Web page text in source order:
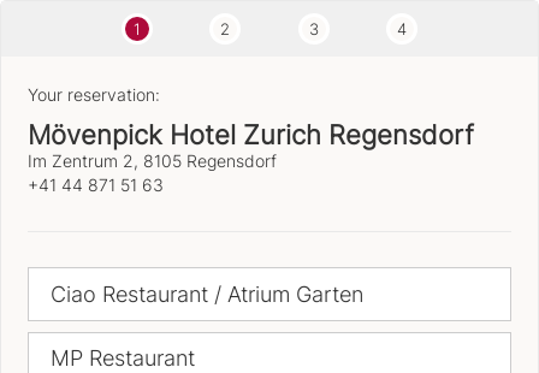
1 2 3 4
Your reservation:
Mövenpick Hotel Zurich Regensdorf
Im Zentrum 2, 8105 Regensdorf
+41 44 871 51 63
Ciao Restaurant / Atrium Garten
MP Restaurant